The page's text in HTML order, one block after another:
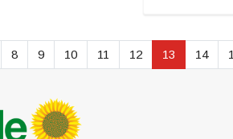
8 9 10 11 12 13 14